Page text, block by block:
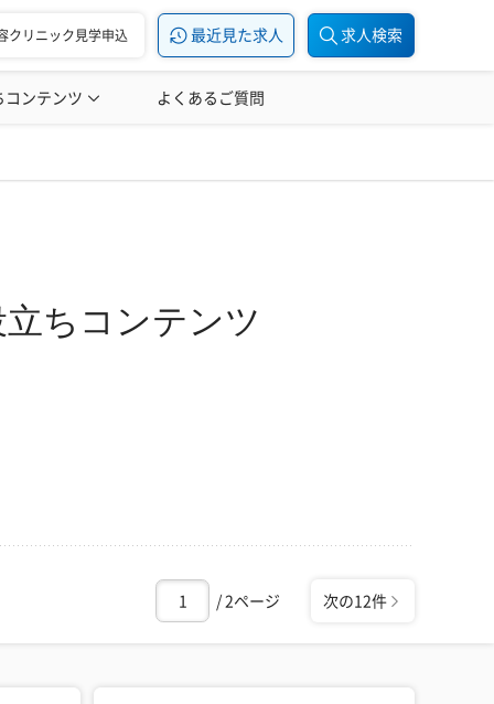
クリニック見学申込 最近見た求人 求人検索
ンテンツ
美容医療の転職お役立ち記事 美容医療辞典
よくあるご質問
ちコンテンツ
/ 2ページ 次の12件